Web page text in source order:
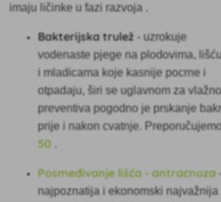
imaju ličinke u fazi razvoja .
Bakterijska trulež - uzrokuje
vodenaste pjege na plodovima,
i mladicama koje kasnije pocrne i
otpadaju, širi se uglavnom za
preventiva pogodno je prskanje
prije i nakon cvatnje.
50 .
Posmeđivanje lišća - antracnoza
najpoznatija i ekonomski najvažnija